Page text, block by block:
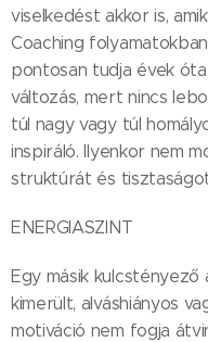
viselkedést akkor is,
Coaching
pontosan tudja évek
változás, mert nincs
túl nagy vagy túl
inspiráló. Ilyenkor nem
struktúrát és
ENERGIASZINT
Egy másik kulcstényező
kimerült, alváshiányos
motiváció nem fogja